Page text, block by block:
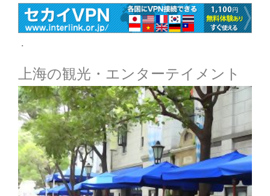
・
上海の観光・エンターテイメント